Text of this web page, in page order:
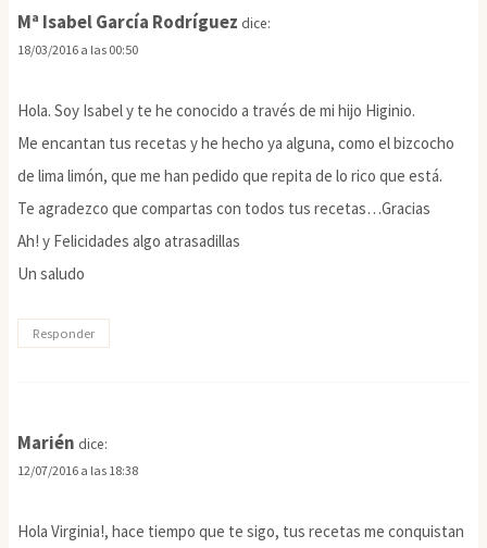
Mª Isabel García Rodríguez dice:
18/03/2016 a las 00:50
Hola. Soy Isabel y te he conocido a través de mi hijo Higinio.
Me encantan tus recetas y he hecho ya alguna, como el bizcocho
de lima limón, que me han pedido que repita de lo rico que está.
Te agradezco que compartas con todos tus recetas…Gracias
Ah! y Felicidades algo atrasadillas
Un saludo
Responder
Marién dice:
12/07/2016 a las 18:38
Hola Virginia!, hace tiempo que te sigo, tus recetas me conquistan